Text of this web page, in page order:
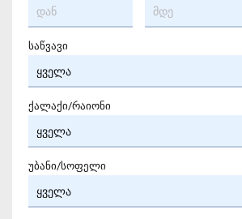
საწვავი
ქალაქი/რაიონი
უბანი/სოფელი